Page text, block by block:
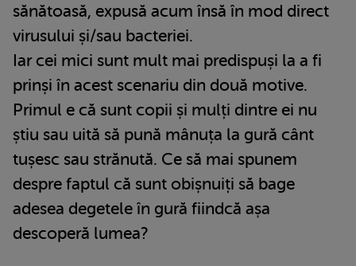
sănătoasă, expusă acum însă în mod direct
virusului și/sau bacteriei.
Iar cei mici sunt mult mai predispuși la a fi
prinși în acest scenariu din două motive.
Primul e că sunt copii și mulți dintre ei nu
știu sau uită să pună mânuța la gură cânt
tușesc sau strănută. Ce să mai spunem
despre faptul că sunt obișnuiți să bage
adesea degetele în gură fiindcă așa
descoperă lumea?